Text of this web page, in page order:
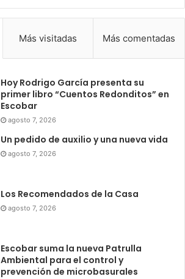
Más visitadas Más comentadas
Hoy Rodrigo García presenta su
primer libro “Cuentos Redonditos” en
Escobar
agosto 7, 2026
Un pedido de auxilio y una nueva vida
agosto 7, 2026
Los Recomendados de la Casa
agosto 7, 2026
Escobar suma la nueva Patrulla
Ambiental para el control y
prevención de microbasurales